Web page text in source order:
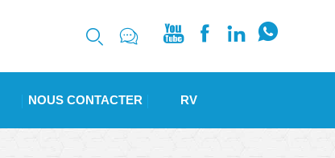
     
NOUS CONTACTER RV